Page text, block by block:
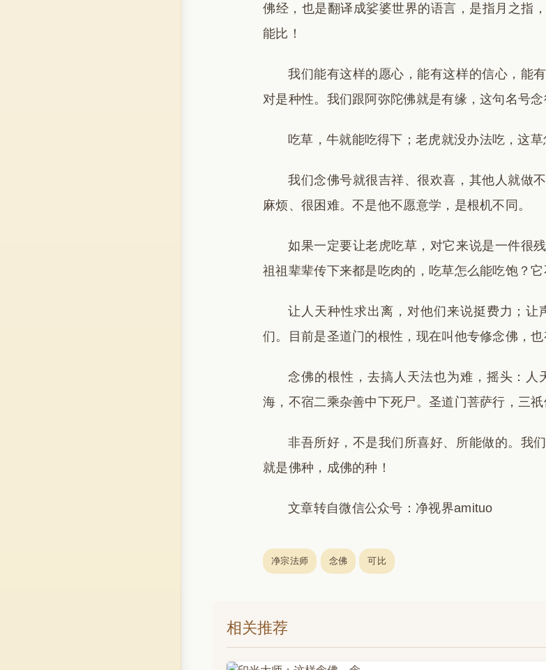
佛经，也是翻译成娑婆世界的语言，是指月之指
能比！
我们能有这样的愿心，能有这样的信心，能
对是种性。我们跟阿弥陀佛就是有缘，这句名号
吃草，牛就能吃得下；老虎就没办法吃，这草
我们念佛号就很吉祥、很欢喜，其他人就做
麻烦、很困难。不是他不愿意学，是根机不同。
如果一定要让老虎吃草，对它来说是一件很
祖祖辈辈传下来都是吃肉的，吃草怎么能吃饱？
让人天种性求出离，对他们来说挺费力；
们。目前是圣道门的根性，现在叫他专修念佛，也
念佛的根性，去搞人天法也为难，摇头：
海，不宿二乘杂善中下死尸。圣道门菩萨行，三
非吾所好，不是我们所喜好、所能做的。我
就是佛种，成佛的种！
文章转自微信公众号：净视界amituo
净宗法师 念佛 可比
相关推荐